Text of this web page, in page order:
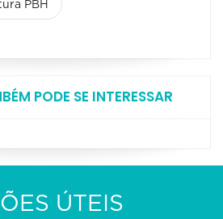
PBH
PODE SE INTERESSAR
ÚTEIS